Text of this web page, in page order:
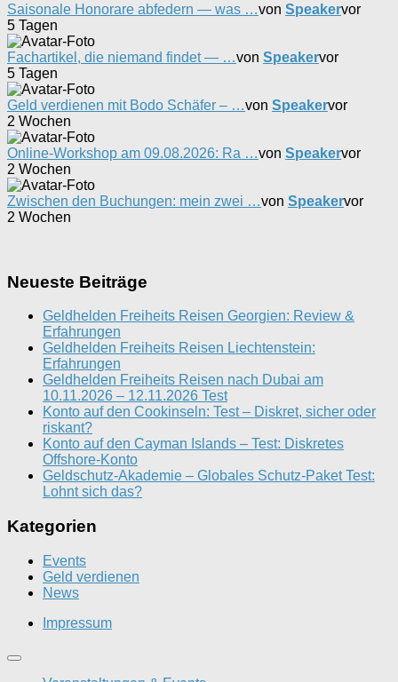
Saisonale Honorare abfedern — was …von Speakervor
5 Tagen
Fachartikel, die niemand findet — …von Speakervor
5 Tagen
Geld verdienen mit Bodo Schäfer – …von Speakervor
2 Wochen
Online-Workshop am 09.08.2026: Ra …von Speakervor
2 Wochen
Zwischen den Buchungen: mein zwei …von Speakervor
2 Wochen
Neueste Beiträge
Geldhelden Freiheits Reisen Georgien: Review &
Erfahrungen
Geldhelden Freiheits Reisen Liechtenstein:
Erfahrungen
Geldhelden Freiheits Reisen nach Dubai am
10.11.2026 – 12.11.2026 Test
Konto auf den Cookinseln: Test – Diskret, sicher oder
riskant?
Konto auf den Cayman Islands – Test: Diskretes
Offshore-Konto
Geldschutz-Akademie – Globales Schutz-Paket Test:
Lohnt sich das?
Kategorien
Events
Geld verdienen
News
Impressum